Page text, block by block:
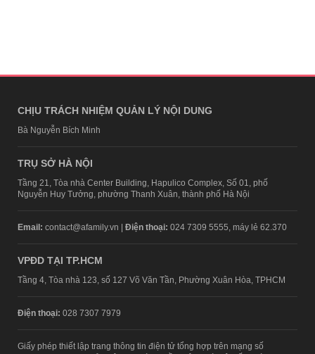
CHỊU TRÁCH NHIỆM QUẢN LÝ NỘI DUNG
Bà Nguyễn Bích Minh
TRỤ SỞ HÀ NỘI
Tầng 21, Tòa nhà Center Building, Hapulico Complex, Số 01, phố
Nguyễn Huy Tưởng, phường Thanh Xuân, thành phố Hà Nội
Email: contact@afamily.vn | Điện thoại: 024 7309 5555, máy lẻ 62.370
VPĐD TẠI TP.HCM
Tầng 4, Tòa nhà 123, số 127 Võ Văn Tần, Phường Xuân Hòa, TPHCM
Điện thoại: 028 7307 7979
Giấy phép thiết lập trang thông tin điện tử tổng hợp trên mạng số